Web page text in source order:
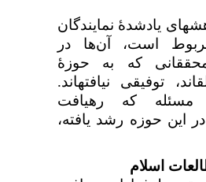
یادشدهٔ نمایندگان
است، آن‌ها در
که به حوزهٔ
توفیقی نیافته­اند.
مسئله که رهیافت
این حوزه رشد یافته،
اسلام